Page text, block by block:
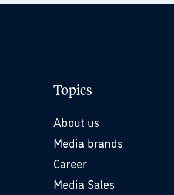
Topics
About us
Media brands
Career
Media Sales